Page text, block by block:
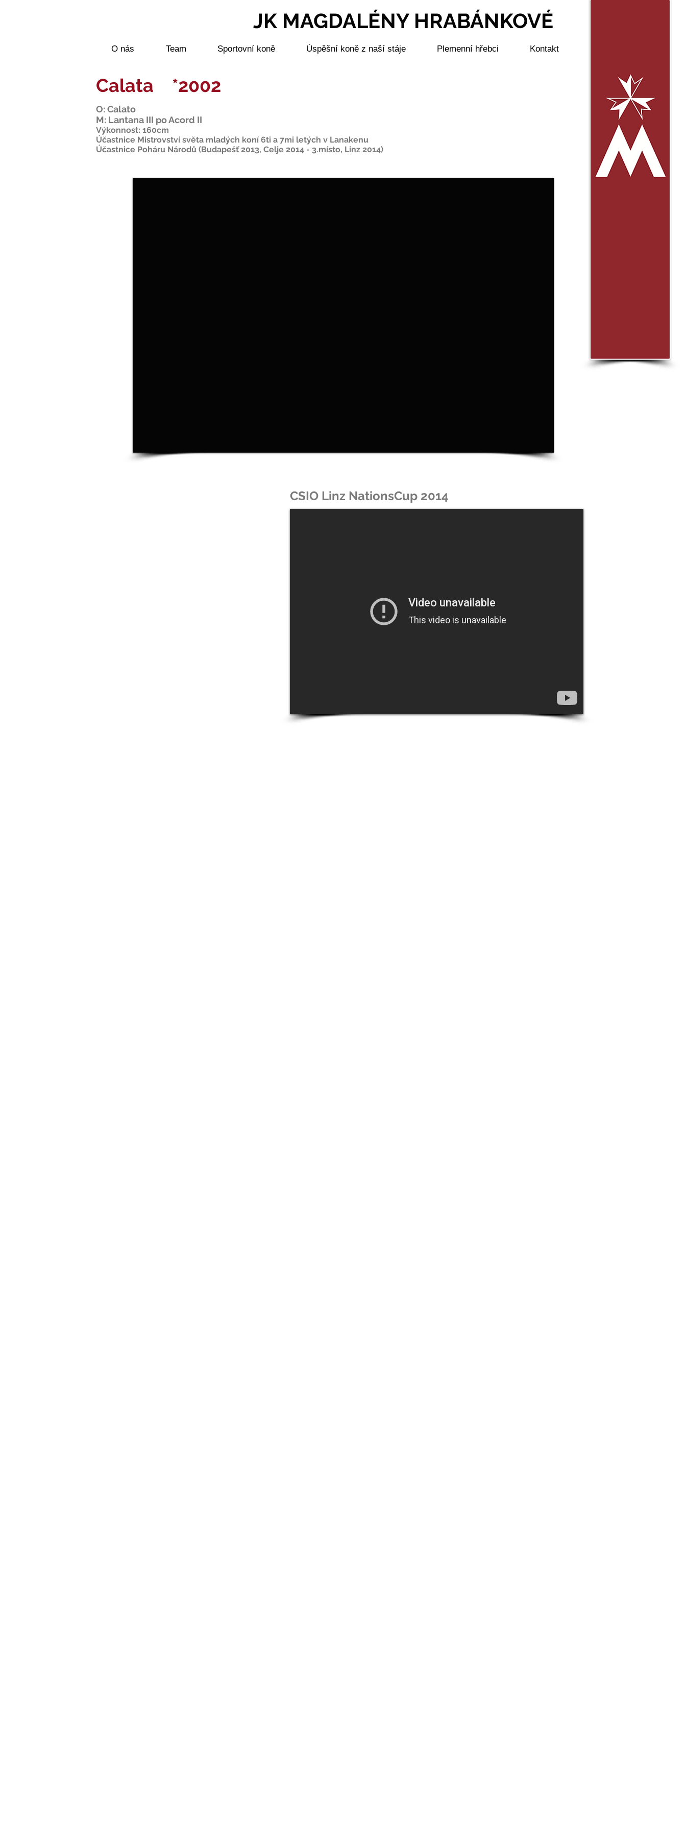
O nás Team Sportovní koně Úspěšní koně z naší stáje Plemenní hřebci Kontakt
JK MAGDALÉNY HRABÁNKOVÉ
Calata *2002
O: Calato
M: Lantana III po Acord II
Výkonnost: 160cm
Účastnice Mistrovství světa mladých koní 6ti a 7mi letých v Lanakenu
Účastnice Poháru Národů (Budapešť 2013, Celje 2014 - 3.místo, Linz 2014)
CSIO Linz NationsCup 2014